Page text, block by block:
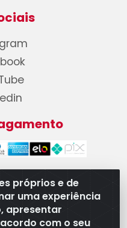
próprios e de
uma experiência
apresentar
com o seu
LTDA - CNPJ
Níquel, 667 - Parque
- CEP 74375-660